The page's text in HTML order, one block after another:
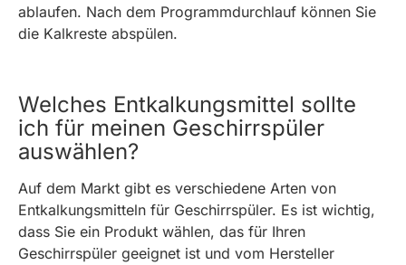
ablaufen. Nach dem Programmdurchlauf können Sie
die Kalkreste abspülen.
Welches Entkalkungsmittel sollte
ich für meinen Geschirrspüler
auswählen?
Auf dem Markt gibt es verschiedene Arten von
Entkalkungsmitteln für Geschirrspüler. Es ist wichtig,
dass Sie ein Produkt wählen, das für Ihren
Geschirrspüler geeignet ist und vom Hersteller